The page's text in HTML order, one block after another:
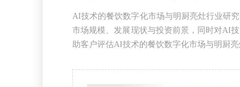
AI技术的餐饮数字化市场与明厨亮灶行业研
市场规模、发展现状与投资前景，同时对AI
助客户评估AI技术的餐饮数字化市场与明厨亮